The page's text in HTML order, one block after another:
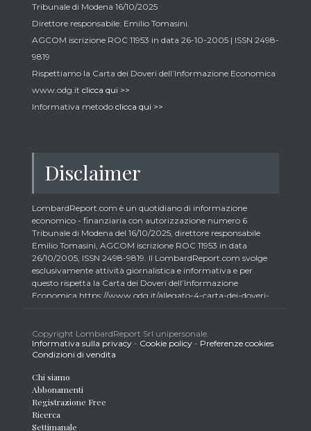
Tribunale di Modena 16/10/2025
Direttore responsabile: Emilio Tomasini.
AGCOM iscrizione ROC 11953 in data 26-10-2005 | ISSN 2498-
9819
Rispettiamo la Carta dei Doveri dell’Informazione Economica
www.odg.it clicca qui >>
Informativa metodo clicca qui >>
Disclaimer
LombardReport.com è un quotidiano di informazione
economico - finanziaria con autorizzazione numero 6
Tribunale di Modena del 16/10/2025, direttore responsabile
Emilio Tomasini, AGCOM iscrizione ROC 11953 in data
26/10/2005, ISSN 2498-9819. Il LombardReport.com svolge
esclusivamente attività giornalistica e informativa e per
questo rispetta la Carta dei Doveri dell’Informazione
Economica https://www.odg.it/allegato-4-carta-dei-doveri-
essere consapevoli che i collaboratori di LombardReport.com
iscritti all’Ordine dei Giornalisti non possono detenere i titoli
oggetto dei loro articoli mentre i collaboratori non giornalisti
trader retail e comunque inferiori allo 0,5% del capitale, gli
strumenti finanziari oggetto dei loro articoli creando così un
potenziale conflitto di interesse con i lettori stessi. L’accesso al
presente sito implica la conoscenza e la piena accettazione
Copyright LombardReport Srl unipersonale.
Informativa sulla privacy - Cookie policy - Preferenze cookies
Condizioni di vendita
Chi siamo
Abbonamenti
Registrazione Free
Ricerca
Settimanale